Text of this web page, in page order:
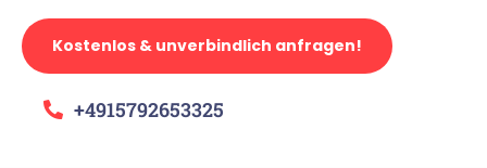
Kostenlos & unverbindlich anfragen!
+4915792653325